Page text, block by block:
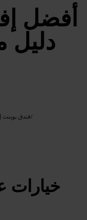
أفضل
فندق بوينت/
خيارات